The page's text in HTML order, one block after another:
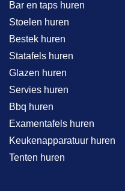
Bar en taps huren
Stoelen huren
Bestek huren
Statafels huren
Glazen huren
Servies huren
Bbq huren
Examentafels huren
Keukenapparatuur huren
Tenten huren